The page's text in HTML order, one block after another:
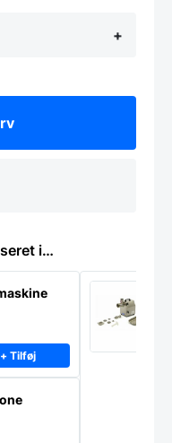
+
i…
+ Tilføj